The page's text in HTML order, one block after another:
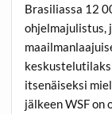
Brasiliassa 12
ohjelmajulistus,
itsenäiseksi
jälkeen WSF on